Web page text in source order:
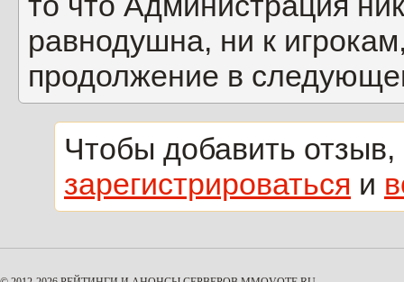
равнодушна, ни к
продолжение в
Чтобы добавить
зарегистрироваться и